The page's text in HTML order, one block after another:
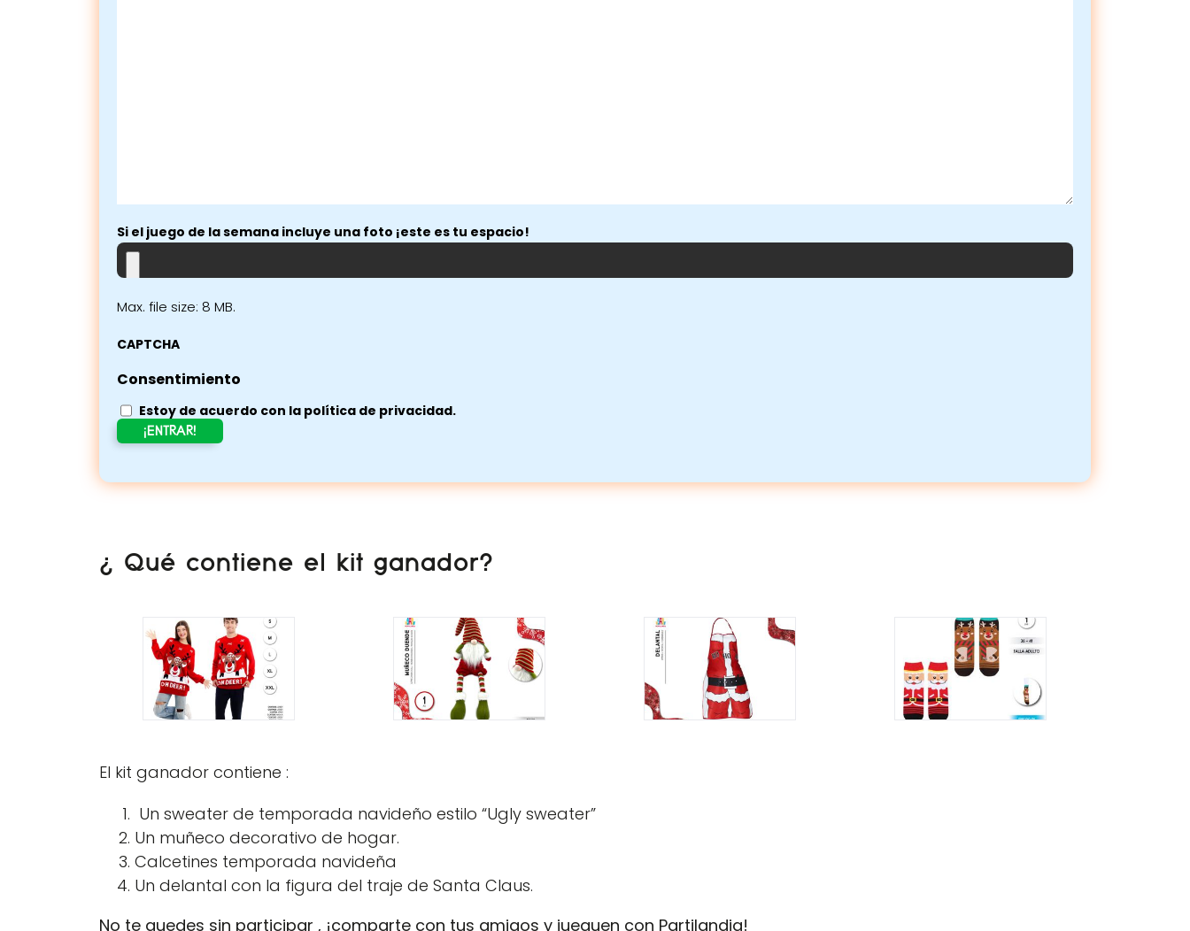
Si el juego de la semana incluye una foto ¡este es tu espacio!
Max. file size: 8 MB.
CAPTCHA
Consentimiento
Estoy de acuerdo con la política de privacidad.
¿ Qué contiene el kit ganador?
El kit ganador contiene :
Un sweater de temporada navideño estilo “Ugly sweater”
Un muñeco decorativo de hogar.
Calcetines temporada navideña
Un delantal con la figura del traje de Santa Claus.
No te quedes sin participar , ¡comparte con tus amigos y jueguen con Partilandia!